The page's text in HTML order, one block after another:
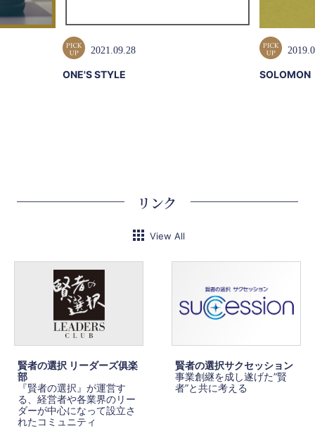
2021.09.28
ONE'S STYLE SOLOMON
リンク
View All
賢者の選択 リーダーズ俱楽
部
『賢者の選択』が運営す
る、経営者や各業界のリー
ダーが中心になって設立さ
れたコミュニティ
賢者の選択サクセッション
事業創継を成し遂げた”賢
者”と共に考える